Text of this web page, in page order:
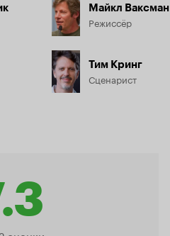
Майкл Ваксман
Режиссёр
Тим Кринг
Сценарист